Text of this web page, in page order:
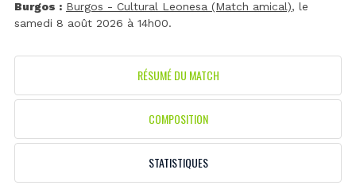
Burgos : Burgos - Cultural Leonesa (Match amical), le
samedi 8 août 2026 à 14h00.
RÉSUMÉ DU MATCH
COMPOSITION
STATISTIQUES